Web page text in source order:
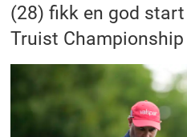
(28) fikk en god
Truist